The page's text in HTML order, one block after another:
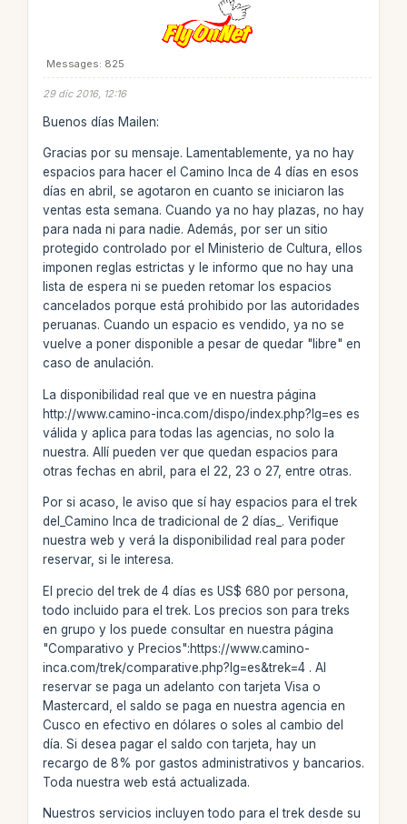
Messages: 825
29 dic 2016, 12:16
Buenos días Mailen:
Gracias por su mensaje. Lamentablemente, ya no hay
espacios para hacer el Camino Inca de 4 días en esos
días en abril, se agotaron en cuanto se iniciaron las
ventas esta semana. Cuando ya no hay plazas, no hay
para nada ni para nadie. Además, por ser un sitio
protegido controlado por el Ministerio de Cultura, ellos
imponen reglas estrictas y le informo que no hay una
lista de espera ni se pueden retomar los espacios
cancelados porque está prohibido por las autoridades
peruanas. Cuando un espacio es vendido, ya no se
vuelve a poner disponible a pesar de quedar "libre" en
caso de anulación.
La disponibilidad real que ve en nuestra página
http://www.camino-inca.com/dispo/index.php?lg=es es
válida y aplica para todas las agencias, no solo la
nuestra. Allí pueden ver que quedan espacios para
otras fechas en abril, para el 22, 23 o 27, entre otras.
Por si acaso, le aviso que sí hay espacios para el trek
del_Camino Inca de tradicional de 2 días_. Verifique
nuestra web y verá la disponibilidad real para poder
reservar, si le interesa.
El precio del trek de 4 días es US$ 680 por persona,
todo incluido para el trek. Los precios son para treks
en grupo y los puede consultar en nuestra página
"Comparativo y Precios":https://www.camino-
inca.com/trek/comparative.php?lg=es&trek=4 . Al
reservar se paga un adelanto con tarjeta Visa o
Mastercard, el saldo se paga en nuestra agencia en
Cusco en efectivo en dólares o soles al cambio del
día. Si desea pagar el saldo con tarjeta, hay un
recargo de 8% por gastos administrativos y bancarios.
Toda nuestra web está actualizada.
Nuestros servicios incluyen todo para el trek desde su